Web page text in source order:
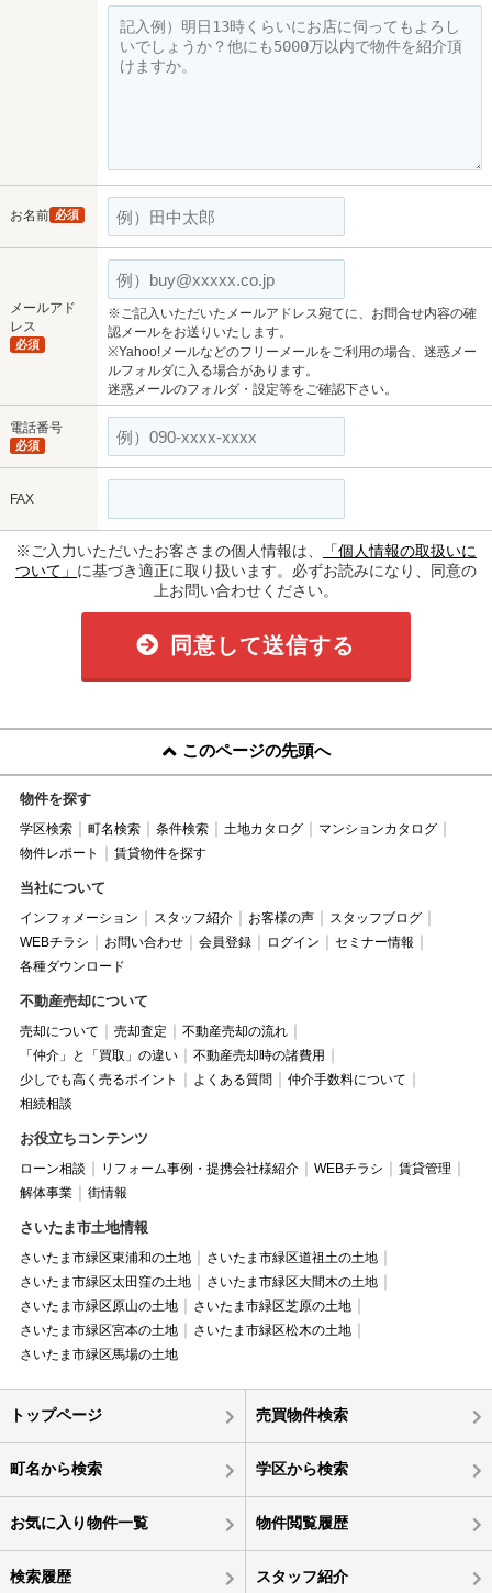
お名前 必須
メールアド
レス
必須
※ご記入いただいたメールアドレス宛てに、お問合せ内容の確
認メールをお送りいたします。
※Yahoo!メールなどのフリーメールをご利用の場合、迷惑メー
ルフォルダに入る場合があります。
迷惑メールのフォルダ・設定等をご確認下さい。
電話番号
必須
FAX
※ご入力いただいたお客さまの個人情報は、
「個人情報の取扱いに
ついて」 に基づき適正に取り扱います。必ずお読みになり、同意の
上お問い合わせください。
同意して送信する
このページの先頭へ
物件を探す
学区検索 町名検索 条件検索 土地カタログ
マンションカタログ
物件レポート
賃貸物件を探す
当社について
インフォメーション スタッフ紹介 お客様の声
スタッフブログ
WEBチラシ
お問い合わせ 会員登録 ログイン
セミナー情報
各種ダウンロード
不動産売却について
売却について 売却査定
不動産売却の流れ
「仲介」と「買取」の違い
不動産売却時の諸費用
少しでも高く売るポイント
よくある質問
仲介手数料について
相続相談
お役立ちコンテンツ
ローン相談 リフォーム事例・提携会社様紹介 WEBチラシ
賃貸管理
解体事業
街情報
さいたま市土地情報
さいたま市緑区東浦和の土地
さいたま市緑区道祖土の土地
さいたま市緑区太田窪の土地
さいたま市緑区大間木の土地
さいたま市緑区原山の土地
さいたま市緑区芝原の土地
さいたま市緑区宮本の土地
さいたま市緑区松木の土地
さいたま市緑区馬場の土地
トップページ 売買物件検索
町名から検索 学区から検索
お気に入り物件一覧 物件閲覧履歴
検索履歴 スタッフ紹介